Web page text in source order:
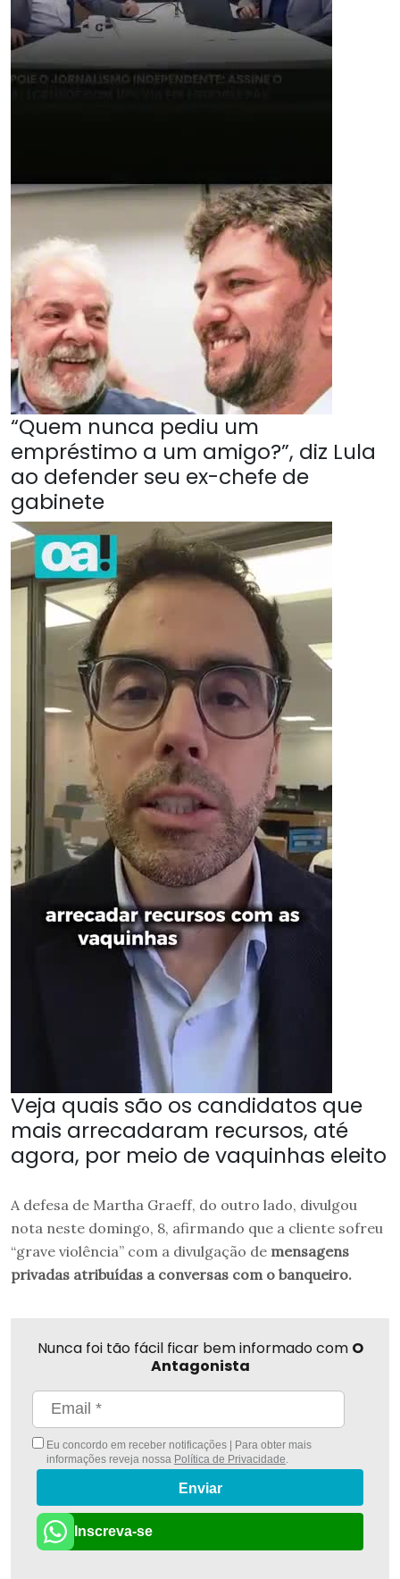
“Quem nunca pediu um
empréstimo a um amigo?”, diz Lula
ao defender seu ex-chefe de
gabinete
Veja quais são os candidatos que
mais arrecadaram recursos, até
agora, por meio de vaquinhas eleito
A defesa de Martha Graeff, do outro lado, divulgou
nota neste domingo, 8, afirmando que a cliente sofreu
“grave violência” com a divulgação de mensagens
privadas atribuídas a conversas com o banqueiro.
Nunca foi tão fácil ficar bem informado com O
Antagonista
Eu concordo em receber notificações | Para obter mais
informações reveja nossa Política de Privacidade
Enviar
Inscreva-se